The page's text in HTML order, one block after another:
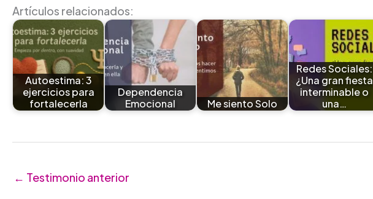
Artículos relacionados:
Autoestima: 3
ejercicios para
fortalecerla
Dependencia
Emocional
Me siento Solo
Redes Sociales:
¿Una gran fiesta
interminable o
una…
← Testimonio anterior